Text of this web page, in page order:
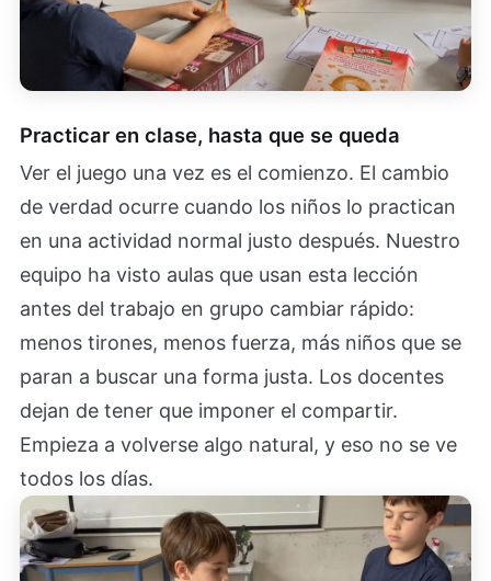
Practicar en clase, hasta que se queda
Ver el juego una vez es el comienzo. El cambio
de verdad ocurre cuando los niños lo practican
en una actividad normal justo después. Nuestro
equipo ha visto aulas que usan esta lección
antes del trabajo en grupo cambiar rápido:
menos tirones, menos fuerza, más niños que se
paran a buscar una forma justa. Los docentes
dejan de tener que imponer el compartir.
Empieza a volverse algo natural, y eso no se ve
todos los días.